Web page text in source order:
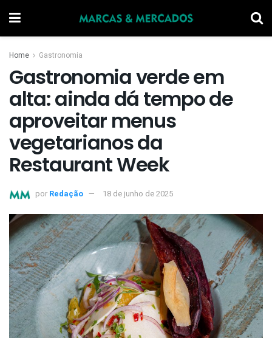
Home Gastronomia
Gastronomia verde em
alta: ainda dá tempo de
aproveitar menus
vegetarianos da
Restaurant Week
por Redação 18 de junho de 2025